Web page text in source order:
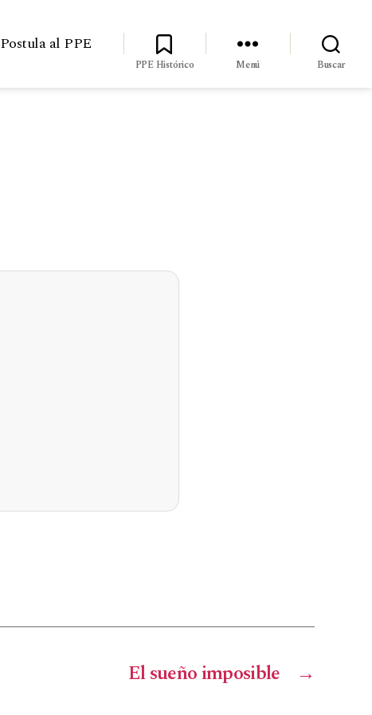
Postula al PPE
PPE Histórico Menú Buscar
→
El sueño imposible